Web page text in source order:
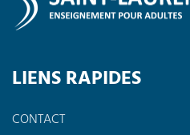
LIENS RAPIDES
CONTACT